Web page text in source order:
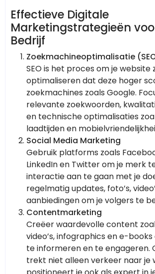
Effectieve Digitale
Marketingstrategieën
Bedrijf
Zoekmachineoptimalisatie
SEO is het proces om je website
optimaliseren dat deze hoger
zoekmachines zoals Google.
relevante zoekwoorden,
en technische optimalisaties
laadtijden en
Social Media Marketing
Gebruik platforms zoals
LinkedIn en Twitter om je merk
interactie aan te gaan met je
regelmatig updates, foto’s,
aanbiedingen om je volgers te
Contentmarketing
Creëer waardevolle content
video’s, infographics en e-
te informeren en te engageren.
trekt niet alleen verkeer naar je